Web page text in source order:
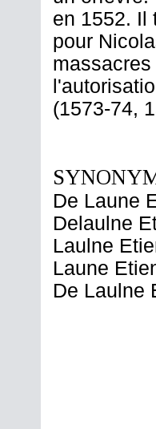
en 1552. Il
pour
(1573-74,
De Laune
Delaulne
Laulne
Laune
De Laulne